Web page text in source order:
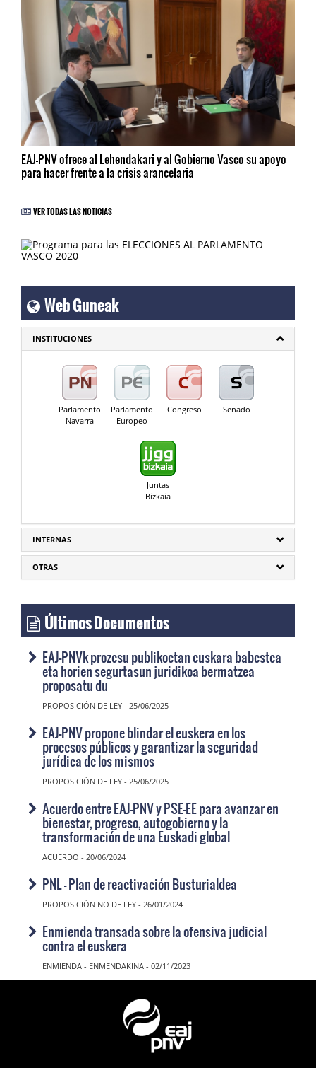
EAJ-PNV ofrece al Lehendakari y al Gobierno Vasco su apoyo
para hacer frente a la crisis arancelaria
VER TODAS LAS NOTICIAS
Web Guneak
INSTITUCIONES
Parlamento
Navarra
Parlamento
Europeo
Congreso Senado
Juntas
Bizkaia
INTERNAS
OTRAS
Últimos Documentos
EAJ-PNVk prozesu publikoetan euskara babestea
eta horien segurtasun juridikoa bermatzea
proposatu du
PROPOSICIÓN DE LEY - 25/06/2025
EAJ-PNV propone blindar el euskera en los
procesos públicos y garantizar la seguridad
jurídica de los mismos
PROPOSICIÓN DE LEY - 25/06/2025
Acuerdo entre EAJ-PNV y PSE-EE para avanzar en
bienestar, progreso, autogobierno y la
transformación de una Euskadi global
ACUERDO - 20/06/2024
PNL - Plan de reactivación Busturialdea
PROPOSICIÓN NO DE LEY - 26/01/2024
Enmienda transada sobre la ofensiva judicial
contra el euskera
ENMIENDA - ENMENDAKINA - 02/11/2023